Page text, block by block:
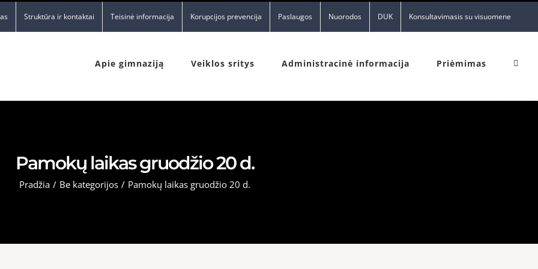
Struktūra ir kontaktai Teisinė informacija Korupcijos prevencija Paslaugos Nuorodos DUK Konsultavimasis su visuomene
Apie gimnaziją Veiklos sritys Administracinė informacija Priėmimas
Pamokų laikas gruodžio 20 d.
Pradžia / Be kategorijos / Pamokų laikas gruodžio 20 d.